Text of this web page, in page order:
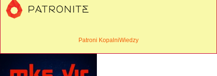
Patroni KopalniWiedzy